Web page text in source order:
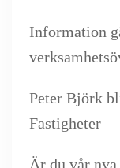
Information
Peter Björk
Fastigheter
Är du vår